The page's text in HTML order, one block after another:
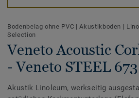
Bodenbelag ohne PVC |Akustikboden |
Selection
Veneto Acoustic
- Veneto STEEL 673
Akustik Linoleum, werkseitig